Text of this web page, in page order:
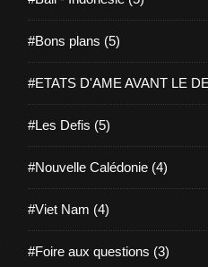
#Bons plans (5)
#ETATS D'AME AVANT LE
#Les Defis (5)
#Nouvelle Calédonie (4)
#Viet Nam (4)
#Foire aux questions (3)